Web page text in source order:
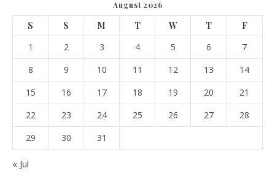
August 2026
S S M T W T
F
1
2 3 4 5 6
7
8
9 10 11 12 13
14
15
16 17 18 19 20
21
22
23 24 25 26 27
28
29
30 31
« Jul